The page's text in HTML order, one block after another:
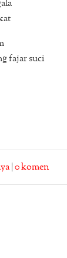
fajar suci
|0 komen